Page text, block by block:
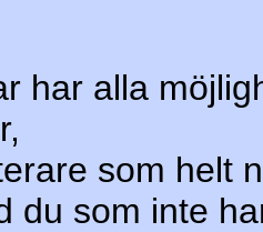
har alla
som helt
du som inte